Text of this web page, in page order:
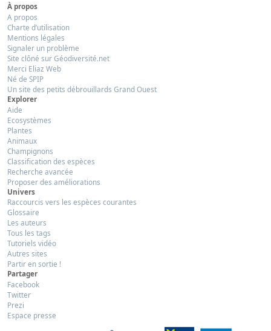
À propos
A propos
Charte d’utilisation
Mentions légales
Signaler un problème
Site clôné sur Géodiversité.net
Merci Eliaz Web
Né de SPIP
Un site des petits débrouillards Grand Ouest
Explorer
Aide
Ecosystèmes
Plantes
Animaux
Champignons
Classification des espèces
Recherche avancée
Proposer des améliorations
Univers
Raccourcis vers les espèces courantes
Glossaire
Les auteurs
Tous les tags
Tutoriels vidéo
Autres sites
Partir en sortie !
Partager
Facebook
Twitter
Prezi
Espace presse